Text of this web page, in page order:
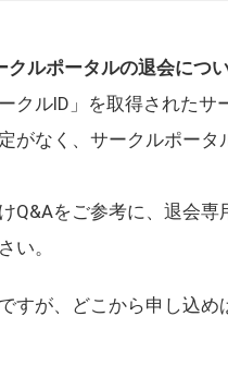
クルポータルの退会につ
クルID」を取得されたサ
がなく、サークルポータ
Q&Aをご参考に、退会専
い。
すが、どこから申し込め